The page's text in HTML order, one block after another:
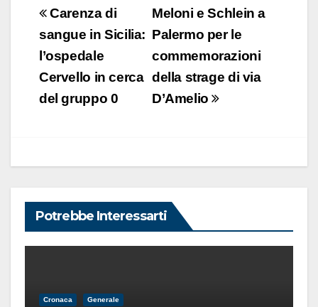
Navigazione
articoli
Meloni e Schlein a
Palermo per le
commemorazioni
della strage di via
D’Amelio
Carenza di
sangue in Sicilia:
l’ospedale
Cervello in cerca
del gruppo 0
Potrebbe Interessarti
Cronaca Generale